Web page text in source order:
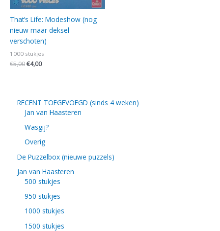
That’s Life: Modeshow (nog
nieuw maar deksel
verschoten)
1000 stukjes
€5,00€4,00
RECENT TOEGEVOEGD (sinds 4 weken)
Jan van Haasteren
Wasgij?
Overig
De Puzzelbox (nieuwe puzzels)
Jan van Haasteren
500 stukjes
950 stukjes
1000 stukjes
1500 stukjes